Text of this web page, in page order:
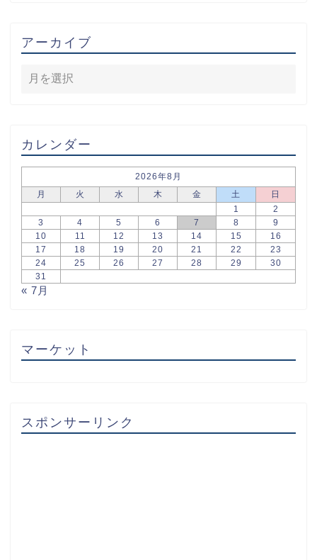
アーカイブ
カレンダー
2026年8月
月
火 水 木 金 土
日
1
2
3
4 5 6 7 8
9
10
11 12 13 14 15
16
17
18 19 20 21 22
23
24
25 26 27 28 29
30
31
« 7月
マーケット
スポンサーリンク